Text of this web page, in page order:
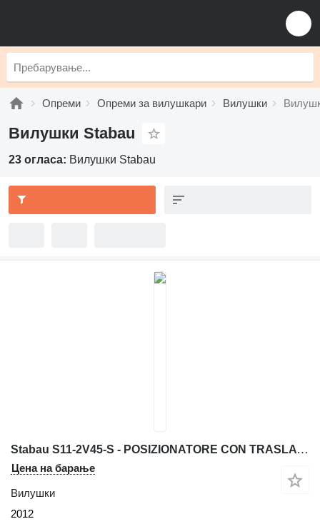
Опреми Опреми за вилушкари Вилушки
Вилушки Stabau
23 огласа: Вилушки Stabau
Stabau S11-2V45-S - POSIZIONATORE CON TRASLATORE
Цена на барање
Вилушки
2012